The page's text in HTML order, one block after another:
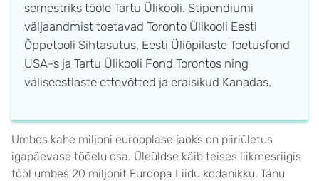
semestriks tööle Tartu Ülikooli. Stipendiumi
väljaandmist toetavad Toronto Ülikooli Eesti
Õppetooli Sihtasutus, Eesti Üliõpilaste Toetusfond
USA-s ja Tartu Ülikooli Fond Torontos ning
väliseestlaste ettevõtted ja eraisikud Kanadas.
Umbes kahe miljoni eurooplase jaoks on piiriületus
igapäevase tööelu osa. Üleüldse käib teises liikmesriigis
tööl umbes 20 miljonit Euroopa Liidu kodanikku. Tänu